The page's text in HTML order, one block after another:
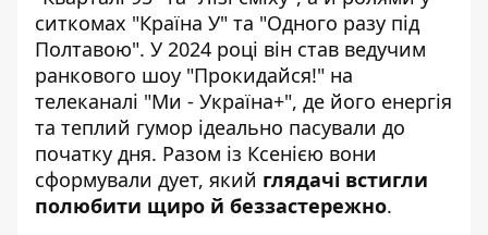
ситкомах "Країна У" та "Одного разу під
Полтавою". У 2024 році він став ведучим
ранкового шоу "Прокидайся!" на
телеканалі "Ми - Україна+", де його енергія
та теплий гумор ідеально пасували до
початку дня. Разом із Ксенією вони
сформували дует, який глядачі встигли
полюбити щиро й беззастережно.